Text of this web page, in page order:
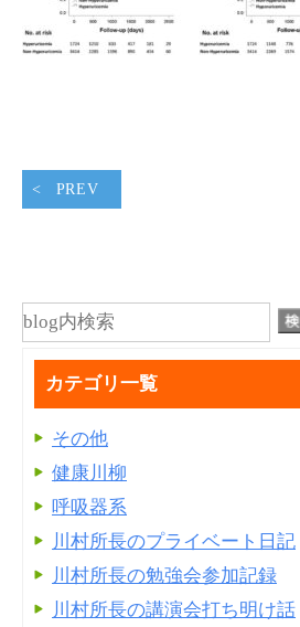
PREV
カテゴリ一覧
その他
健康川柳
呼吸器系
川村所長のプライベート日記
川村所長の勉強会参加記録
川村所長の講演会打ち明け話